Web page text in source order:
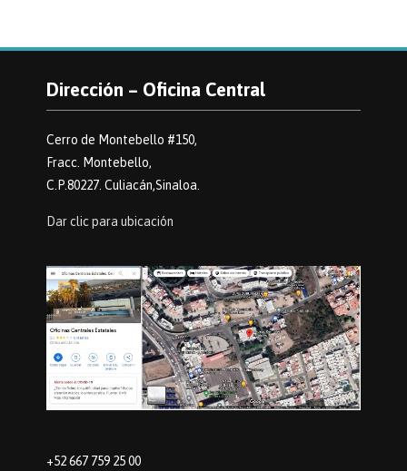
Dirección – Oficina Central
Cerro de Montebello #150,
Fracc. Montebello,
C.P.80227. Culiacán,Sinaloa.
Dar clic para ubicación
+52 667 759 25 00